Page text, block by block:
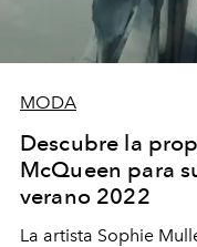
MODA
Descubre la
McQueen para
verano 2022
La artista Sophie